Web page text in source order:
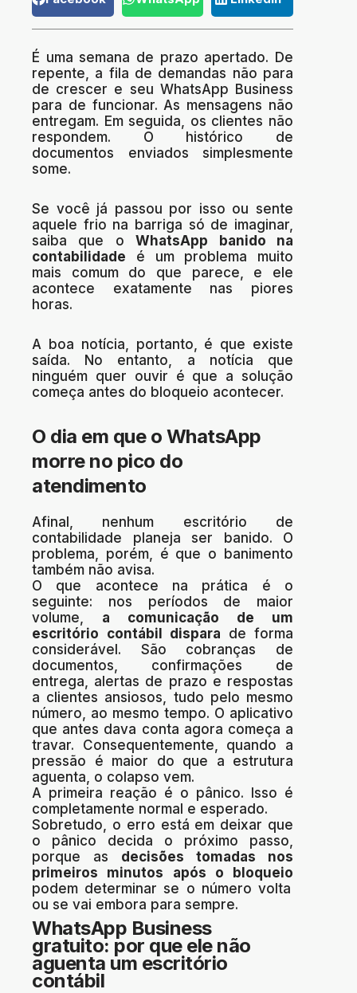
É uma semana de prazo apertado. De
repente, a fila de demandas não para
de crescer e seu WhatsApp Business
para de funcionar. As mensagens não
entregam. Em seguida, os clientes não
respondem. O histórico de
documentos enviados simplesmente
some.
Se você já passou por isso ou sente
aquele frio na barriga só de imaginar,
saiba que oWhatsApp banido na
contabilidade é um problema muito
mais comum do que parece, e ele
acontece exatamente nas piores
horas.
A boa notícia, portanto, é que existe
saída. No entanto, a notícia que
ninguém quer ouvir é que a solução
começa antes do bloqueio acontecer.
O dia em que o WhatsApp
morre no pico do
atendimento
Afinal, nenhum escritório de
contabilidade planeja ser banido. O
problema, porém, é que o banimento
também não avisa.
O que acontece na prática é o
seguinte: nos períodos de maior
volume, a comunicação de um
escritório contábil dispara de forma
considerável . São cobranças de
documentos, confirmações de
entrega, alertas de prazo e respostas
a clientes ansiosos, tudo pelo mesmo
número, ao mesmo tempo. O aplicativo
que antes dava conta agora começa a
travar. Consequentemente, quando a
pressão é maior do que a estrutura
aguenta, o colapso vem.
A primeira reação é o pânico. Isso é
completamente normal e esperado.
Sobretudo, o erro está em deixar que
o pânico decida o próximo passo,
porque as decisões tomadas nos
primeiros minutos após o bloqueio
podem determinar se o número volta
ou se vai embora para sempre.
WhatsApp Business
gratuito: por que ele não
aguenta um escritório
contábil